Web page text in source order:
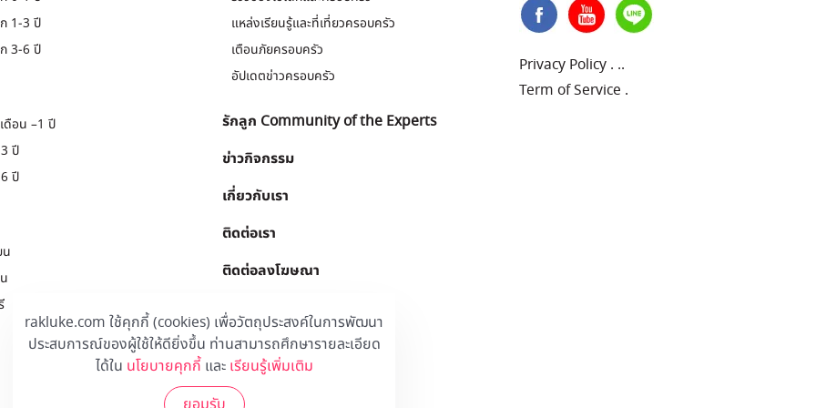
rakluke.com ใช้คุกกี้ (cookies) เพื่อวัตถุประสงค์ในการพัฒนา
ประสบการณ์ของผู้ใช้ให้ดียิ่งขึ้น ท่านสามารถศึกษารายละเอียด
ได้ใน นโยบายคุกกี้และ เรียนรู้เพิ่มเติม
1-3 ปี
3-6 ปี
ดือน –1 ปี
ปี
ปี
น
แหล่งเรียนรู้และที่เที่ยวครอบครัว
เตือนภัยครอบครัว
อัปเดตข่าวครอบครัว
รักลูก Community of the Experts
ข่าวกิจกรรม
เกี่ยวกับเรา
ติดต่อเรา
ติดต่อลงโฆษณา
Privacy Policy . ..
Term of Service .